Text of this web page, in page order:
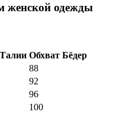
женской одежды
Обхват Бёдер
88
92
96
100